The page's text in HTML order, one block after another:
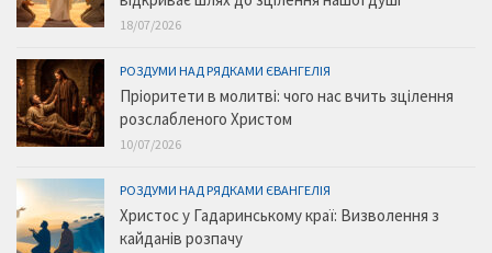
18/07/2026
РОЗДУМИ НАД РЯДКАМИ ЄВАНГЕЛІЯ
Пріоритети в молитві: чого нас вчить зцілення
розслабленого Христом
10/07/2026
РОЗДУМИ НАД РЯДКАМИ ЄВАНГЕЛІЯ
Христос у Гадаринському краї: Визволення з
кайданів розпачу